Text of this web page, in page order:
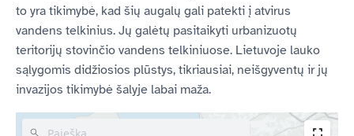
to yra tikimybė, kad šių augalų gali patekti į atvirus
vandens telkinius. Jų galėtų pasitaikyti urbanizuotų
teritorijų stovinčio vandens telkiniuose. Lietuvoje lauko
sąlygomis didžiosios plūstys, tikriausiai, neišgyventų ir jų
invazijos tikimybė šalyje labai maža.